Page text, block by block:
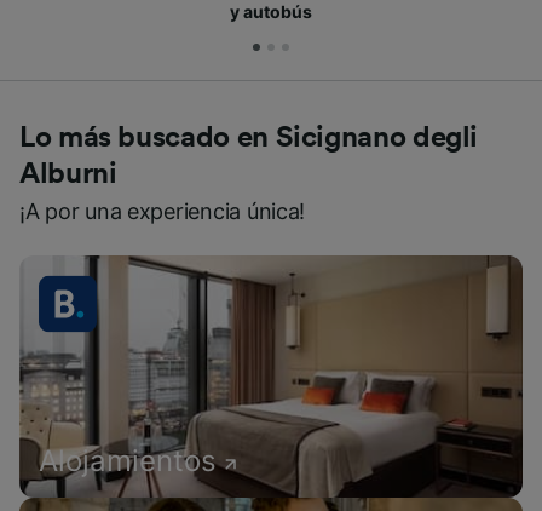
y autobús
Lo más buscado en Sicignano degli
Alburni
¡A por una experiencia única!
Alojamientos